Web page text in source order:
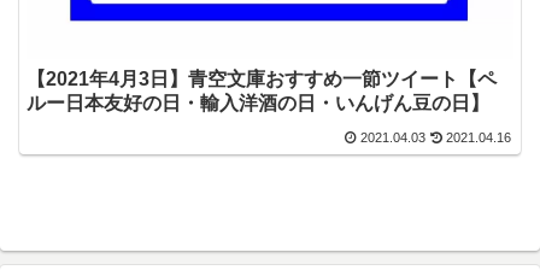
【2021年4月3日】青空文庫おすすめ一節ツイート【ペ
ルー日本友好の日・輸入洋酒の日・いんげん豆の日】
2021.04.03 2021.04.16